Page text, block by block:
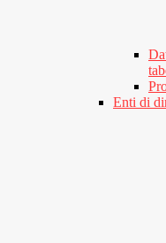
Enti di